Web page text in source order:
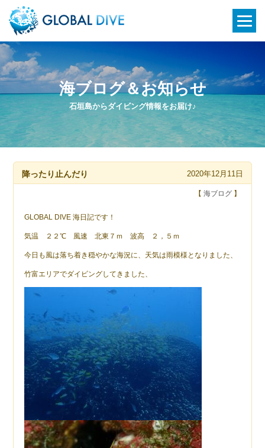
石垣島からダイビング情報をお届け♪
海ブログ＆お知らせ
降ったり止んだり 2020年12月11日
【 海ブログ】
GLOBAL DIVE 海日記です！
気温 ２２℃ 風速 北東７ｍ 波高 ２，５ｍ
今日も風は落ち着き穏やかな海況に、天気は雨模様となりました、
竹富エリアでダイビングしてきました、